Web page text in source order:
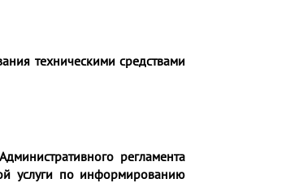
техническими средствами
регламента
услуги по информированию